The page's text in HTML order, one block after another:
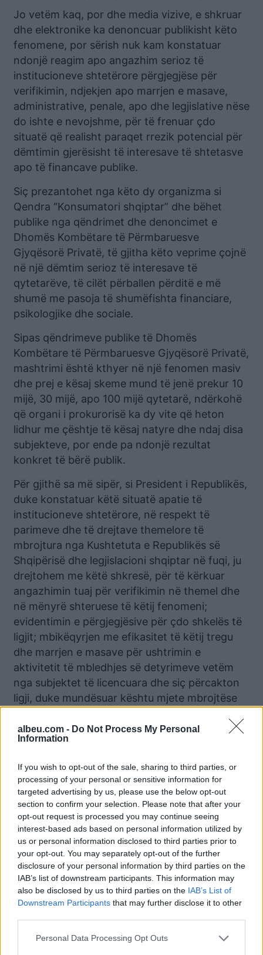
albeu.com - Do Not Process My Personal
Information
If you wish to opt-out of the sale, sharing to third parties, or
processing of your personal or sensitive information for
targeted advertising by us, please use the below opt-out
section to confirm your selection. Please note that after your
opt-out request is processed you may continue seeing
interest-based ads based on personal information utilized by
us or personal information disclosed to third parties prior to
your opt-out. You may separately opt-out of the further
disclosure of your personal information by third parties on the
IAB’s list of downstream participants. This information may
also be disclosed by us to third parties on the IAB’s List of
Downstream Participants that may further disclose it to other
Personal Data Processing Opt Outs
Jo vetëm kaq, por dhe media vizive, e shkruar
dhe elektronike ka denoncuar publikisht këto
fenomene, por sërish nuk kam konstatuar
ndonjë reagim apo angazhim serioz të
institucioneve shtetërore përgjegjëse për
verifikimin, ndjekjen apo marrjen e masave,
administrative, penale, apo dhe legjislative nëse
do ishte e nevojshme, për të frenuar çdo
situatë që realisht paraqet rrezik potencial për
dëmtimin gjerësisht të interesave të shtetasve
apo të financave publike.
Siç prezantohet nga këto dy organizma si
Qendra “Konsumatori shqiptar” dhe bëhet
publike nga qëndrimet dhe denoncimet e
Dhomës Kombëtare të Përmbaruesve
Gjyqësorë Privatë, të gjitha këto veprime çojnë
në një dëmtim serioz të interesave të
qytetarëve, të cilët përballen përditë e më
shumë me pasoja të shumëfishta financiare,
psikologjike dhe sociale.
Sipas qëndrimeve publike të Dhomës
Kombëtare të Përmbaruesve Gjyqësorë Privatë,
mashtrimi është kthyer në një fenomen masiv
dhe prej e kësaj skeme mund të jenë prekur 10
mijë, 30 mijë, apo 100 mijë qytetarë, ndërkohë
që organi i prokurorisë ka dy vite që heton
lidhur me çështje të kësaj natyre dhe ndaj disa
subjekteve, por ende pa ndonjë rezultat
konkret të bërë publik.
Për gjithë sa më sipër, si President i Republikës,
duke konstatuar këtë situatë apatie të
institucioneve shtetërore, në respekt të
parimeve dhe të drejtave themelore të
mbrojtura nga Kushtetuta e Republikës së
Shqipërisë dhe legjislacioni shqiptar në fuqi, ju
drejtohem me këtë shkresë, për të kërkuar
angazhimin tuaj për verifikimin në themel dhe
në mënyrë shteruese të këtij fenomeni;
evidentimin e përgjegjësive për çdo shkelës të
ligjit; mbikëqyrjen me efikasitet të këtij tregu
dhe marrjen e masave për ushtrimin e
aktivitetit të mbledhjes së detyrimeve vetëm
nga subjektet të licencuara dhe siç përcakton
ligji, duke mundësuar kështu mjete mbrojtëse
menjëhershme për goditjen e çdo fenomeni që
përbën shkelje të ligjit; apo dhe evidentimin e
rregullator, me qëllim që të arrihet pa vonesë,
në një zgjidhje të qëndrueshme, të arsyeshme,
ku më së pari të frenohet kjo situatë, të
evidentohen mangësitë dhe përgjegjësitë,
gjithmonë në interesin më të lartë të
qytetarëve dhe në përputhje me ligjin.
Kjo situatë, kërkon vëmendje dhe përgjegjësi të
lartë institucionale, nga secili prej
institucioneve shtetërore që ka detyrë si
licencimin dhe mbikëqyrjen e veprimtarisë së
subjekteve që ushtrojnë aktivitet në fushën e